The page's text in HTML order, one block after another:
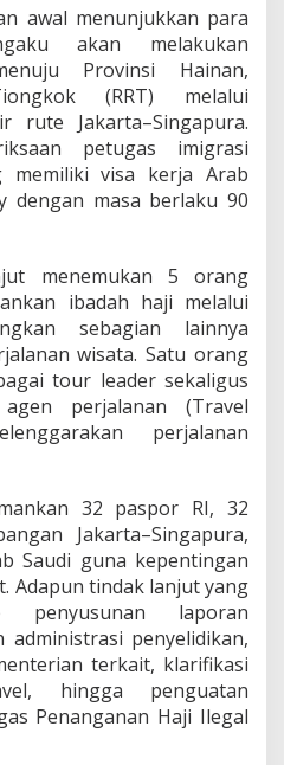
awal menunjukkan para
akan melakukan
Provinsi Hainan,
(RRT) melalui
rute Jakarta–Singapura.
petugas imigrasi
memiliki visa kerja Arab
dengan masa berlaku 90
menemukan 5 orang
ibadah haji melalui
sebagian lainnya
wisata. Satu orang
tour leader sekaligus
perjalanan (Travel
perjalanan
32 paspor RI, 32
Jakarta–Singapura,
Saudi guna kepentingan
Adapun tindak lanjut yang
penyusunan laporan
administrasi penyelidikan,
terkait, klarifikasi
hingga penguatan
Penanganan Haji Ilegal